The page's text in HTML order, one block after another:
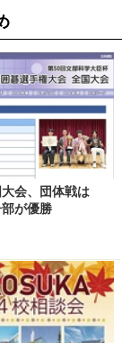
会、団体戦は
が優勝